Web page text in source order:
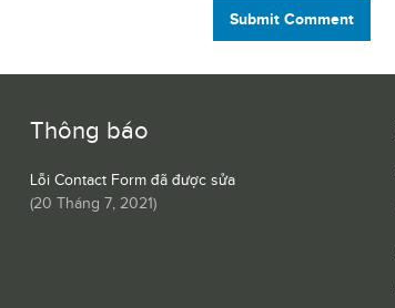
Submit Comment
Thông báo
Lỗi Contact Form đã được sửa
(20 Tháng 7, 2021)